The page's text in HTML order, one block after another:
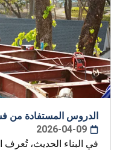
الدروس المستفادة من
2026-04-09
في البناء الحديث، تُعرف